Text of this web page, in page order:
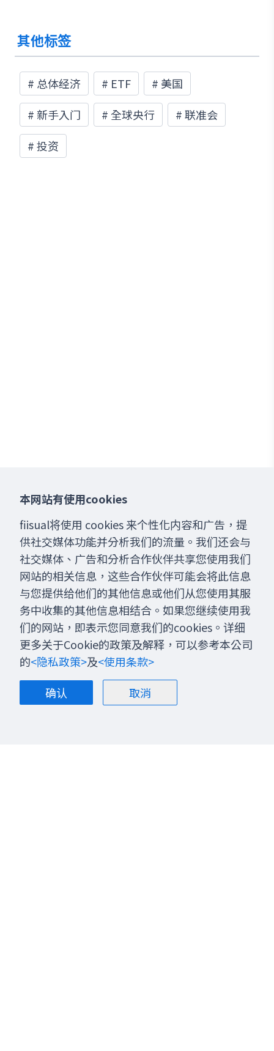
其他标签
# 总体经济 # ETF # 美国
#新手入门 # 全球央行 #联准会
#投资
本网站有使用cookies
fiisual将使用 cookies 来个性化内容和广告，提
供社交媒体功能并分析我们的流量。我们还会与
社交媒体、广告和分析合作伙伴共享您使用我们
网站的相关信息，这些合作伙伴可能会将此信息
与您提供给他们的其他信息或他们从您使用其服
务中收集的其他信息相结合。如果您继续使用我
们的网站，即表示您同意我们的cookies。详细
更多关于Cookie的政策及解释，可以参考本公司
的<隐私政策>及<使用条款>
确认
取消